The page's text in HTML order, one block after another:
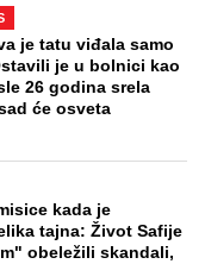
je tatu viđala samo
je u bolnici kao
26 godina srela
će osveta
kada je
tajna: Život Safije
obeležili skandali,